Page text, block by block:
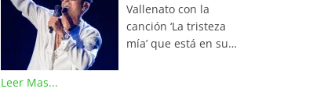
Vallenato con la
canción ‘La tristeza
mía’ que está en su
Leer Mas...